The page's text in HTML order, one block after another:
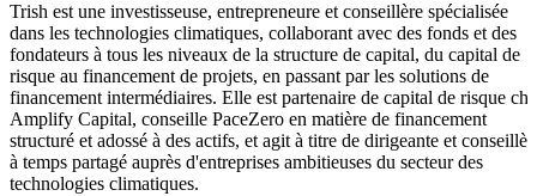
Trish est une investisseuse, entrepreneure et conseillère spécialisée
dans les technologies climatiques, collaborant avec des fonds et des
fondateurs à tous les niveaux de la structure de capital, du capital de
risque au financement de projets, en passant par les solutions de
financement intermédiaires. Elle est partenaire de capital de risque
Amplify Capital, conseille PaceZero en matière de financement
structuré et adossé à des actifs, et agit à titre de dirigeante et
à temps partagé auprès d'entreprises ambitieuses du secteur des
technologies climatiques.